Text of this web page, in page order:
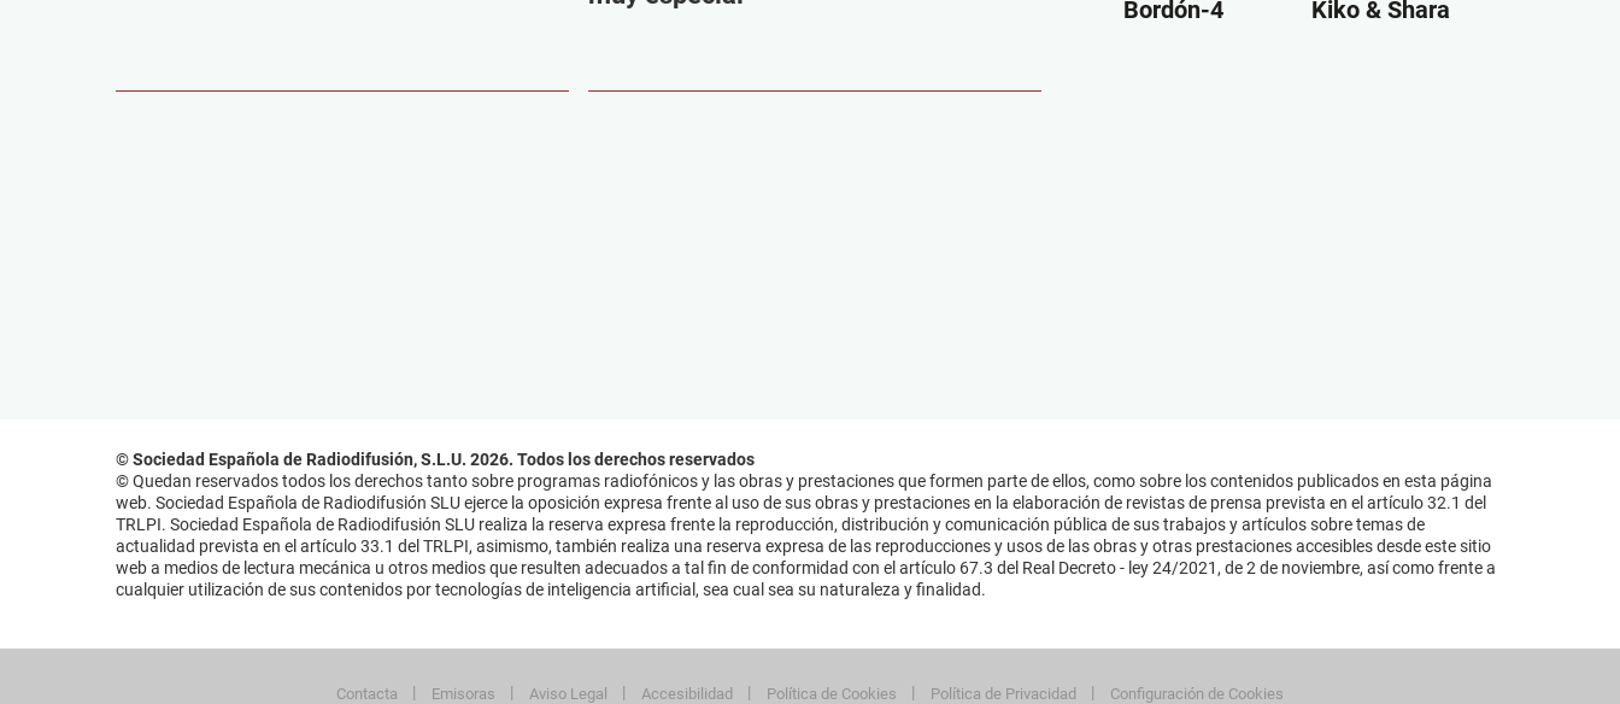
Bordón-4 Kiko & Shara
© Sociedad Española de Radiodifusión, S.L.U. 2026. Todos los derechos reservados
© Quedan reservados todos los derechos tanto sobre programas radiofónicos y las obras y prestaciones que formen parte de ellos, como sobre los contenidos publicados en esta página
web. Sociedad Española de Radiodifusión SLU ejerce la oposición expresa frente al uso de sus obras y prestaciones en la elaboración de revistas de prensa prevista en el artículo 32.1 del
TRLPI. Sociedad Española de Radiodifusión SLU realiza la reserva expresa frente la reproducción, distribución y comunicación pública de sus trabajos y artículos sobre temas de
actualidad prevista en el artículo 33.1 del TRLPI, asimismo, también realiza una reserva expresa de las reproducciones y usos de las obras y otras prestaciones accesibles desde este sitio
web a medios de lectura mecánica u otros medios que resulten adecuados a tal fin de conformidad con el artículo 67.3 del Real Decreto - ley 24/2021, de 2 de noviembre, así como frente a
cualquier utilización de sus contenidos por tecnologías de inteligencia artificial, sea cual sea su naturaleza y finalidad.
Contacta Emisoras Aviso Legal Accesibilidad Política de Cookies Política de Privacidad Configuración de Cookies